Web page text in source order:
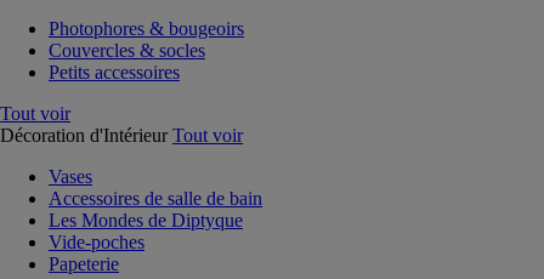
Photophores & bougeoirs
Couvercles & socles
Petits accessoires
Tout voir
Décoration d'Intérieur Tout voir
Vases
Accessoires de salle de bain
Les Mondes de Diptyque
Vide-poches
Papeterie